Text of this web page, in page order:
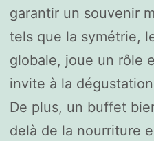
garantir un souvenir
tels que la symétrie,
globale, joue un rôle
invite à la
De plus, un buffet
delà de la nourriture